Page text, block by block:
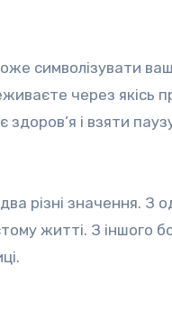
символізувати
через
і взяти
різні значення. З
житті. З іншого